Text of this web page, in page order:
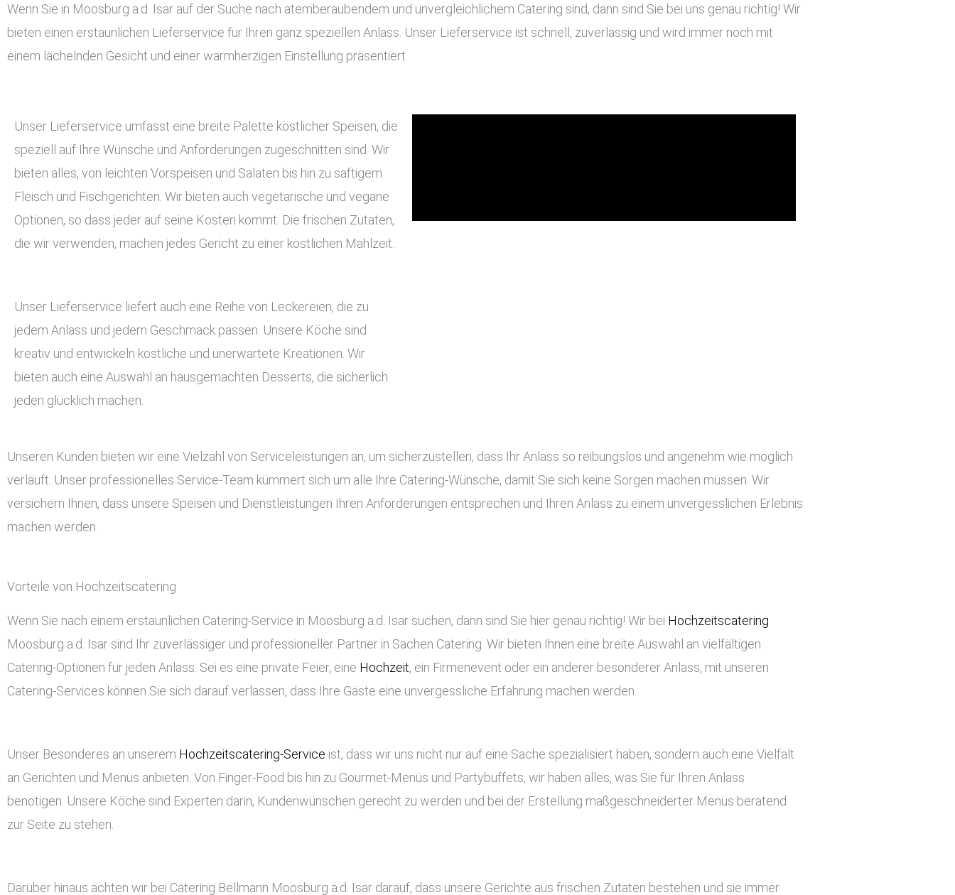
Wenn Sie in Moosburg a.d. Isar auf der Suche nach atemberaubendem und unvergleichlichem Catering sind, dann sind Sie bei uns genau richtig! Wir
bieten einen erstaunlichen Lieferservice für Ihren ganz speziellen Anlass. Unser Lieferservice ist schnell, zuverlässig und wird immer noch mit
einem lächelnden Gesicht und einer warmherzigen Einstellung präsentiert.
Unser Lieferservice umfasst eine breite Palette köstlicher Speisen, die
speziell auf Ihre Wünsche und Anforderungen zugeschnitten sind. Wir
bieten alles, von leichten Vorspeisen und Salaten bis hin zu saftigem
Fleisch und Fischgerichten. Wir bieten auch vegetarische und vegane
Optionen, so dass jeder auf seine Kosten kommt. Die frischen Zutaten,
die wir verwenden, machen jedes Gericht zu einer köstlichen Mahlzeit.
Unser Lieferservice liefert auch eine Reihe von Leckereien, die zu
jedem Anlass und jedem Geschmack passen. Unsere Köche sind
kreativ und entwickeln köstliche und unerwartete Kreationen. Wir
bieten auch eine Auswahl an hausgemachten Desserts, die sicherlich
jeden glücklich machen.
Unseren Kunden bieten wir eine Vielzahl von Serviceleistungen an, um sicherzustellen, dass Ihr Anlass so reibungslos und angenehm wie möglich
verläuft. Unser professionelles Service-Team kümmert sich um alle Ihre Catering-Wünsche, damit Sie sich keine Sorgen machen müssen. Wir
versichern Ihnen, dass unsere Speisen und Dienstleistungen Ihren Anforderungen entsprechen und Ihren Anlass zu einem unvergesslichen Erlebnis
machen werden.
Vorteile von Hochzeitscatering
Wenn Sie nach einem erstaunlichen Catering-Service in Moosburg a.d. Isar suchen, dann sind Sie hier genau richtig! Wir bei Hochzeitscatering
Moosburg a.d. Isar sind Ihr zuverlässiger und professioneller Partner in Sachen Catering. Wir bieten Ihnen eine breite Auswahl an vielfältigen
Catering-Optionen für jeden Anlass. Sei es eine private Feier, eine Hochzeit, ein Firmenevent oder ein anderer besonderer Anlass, mit unseren
Catering-Services können Sie sich darauf verlassen, dass Ihre Gäste eine unvergessliche Erfahrung machen werden.
Unser Besonderes an unserem Hochzeitscatering-Service ist, dass wir uns nicht nur auf eine Sache spezialisiert haben, sondern auch eine Vielfalt
an Gerichten und Menüs anbieten. Von Finger-Food bis hin zu Gourmet-Menüs und Partybuffets, wir haben alles, was Sie für Ihren Anlass
benötigen. Unsere Köche sind Experten darin, Kundenwünschen gerecht zu werden und bei der Erstellung maßgeschneiderter Menüs beratend
zur Seite zu stehen.
Darüber hinaus achten wir bei Catering Bellmann Moosburg a.d. Isar darauf, dass unsere Gerichte aus frischen Zutaten bestehen und sie immer